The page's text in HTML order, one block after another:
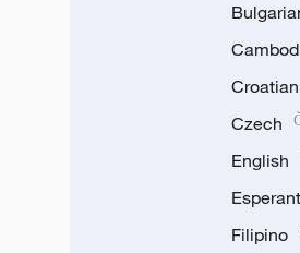
Croatian
Czech
English
Filipino